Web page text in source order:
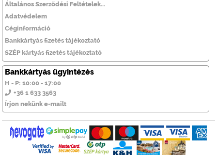
Általános Szerződési Feltételek...
Adatvédelem
Céginformáció
Bankkártyás fizetés tájékoztató
SZÉP kártyás fizetés tájékoztató
Bankkártyás ügyintézés
H - P: 10:00 - 17:00
+36 1 633 3563
Írjon nekünk e-mailt